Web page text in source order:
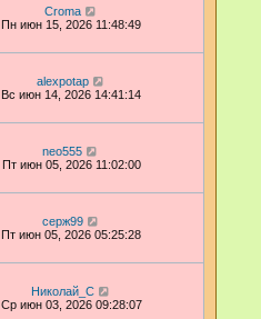
Croma
Пн июн 15, 2026 11:48:49
alexpotap
Вс июн 14, 2026 14:41:14
neo555
Пт июн 05, 2026 11:02:00
серж99
Пт июн 05, 2026 05:25:28
Николай_С
Ср июн 03, 2026 09:28:07